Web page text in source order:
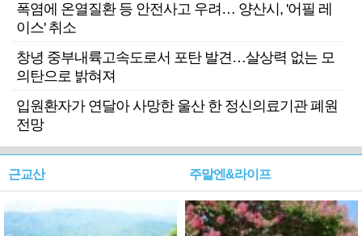
폭염에 온열질환 등 안전사고 우려… 양산시, '어필 레
이스' 취소
창녕 중부내륙고속도로서 포탄 발견…살상력 없는 모
의탄으로 밝혀져
입원환자가 연달아 사망한 울산 한 정신의료기관 폐원
전망
근교산 주말엔&라이프